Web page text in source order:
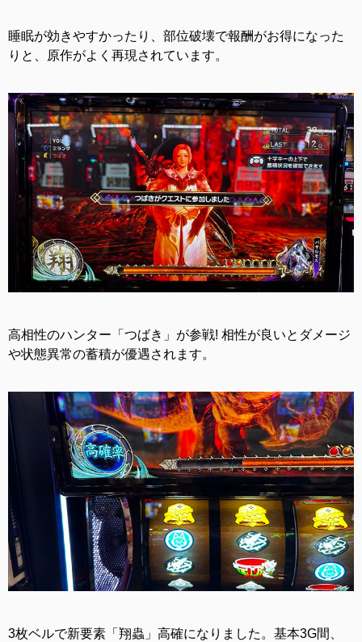
睡眠が効きやすかったり、部位破壊で報酬がお得になった
りと、原作がよく再現されています。
高相性のハンター「つばき」が参戦! 相性が良いとダメージ
や状態異常の蓄積が優遇されます。
3枚ベルで新要素「翔蟲」高確になりました。基本3G間、